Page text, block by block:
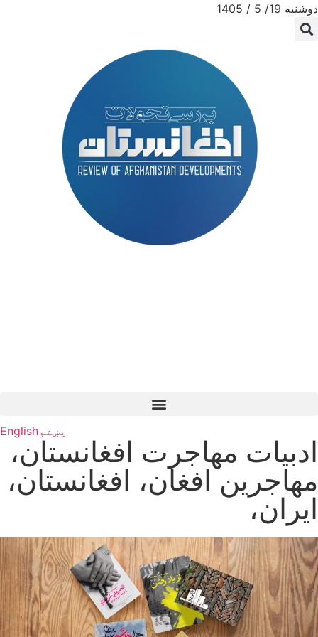
دوشنبه 19/ 5 / 1405
پښتوEnglish
ادبیات مهاجرت افغانستان،
مهاجرین افغان، افغانستان،
ایران،